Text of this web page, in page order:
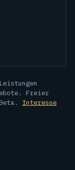
Freier
Interesse